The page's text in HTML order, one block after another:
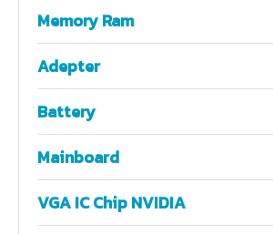
Memory Ram
Adepter
Battery
Mainboard
VGA IC Chip NVIDIA